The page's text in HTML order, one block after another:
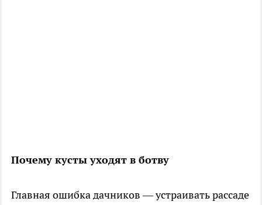
Почему кусты уходят в ботву
Главная ошибка дачников — устраивать рассаде